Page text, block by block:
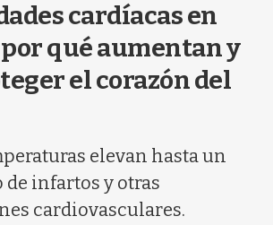
cardíacas en
qué aumentan y
el corazón del
elevan hasta un
de infartos y otras
cardiovasculares.